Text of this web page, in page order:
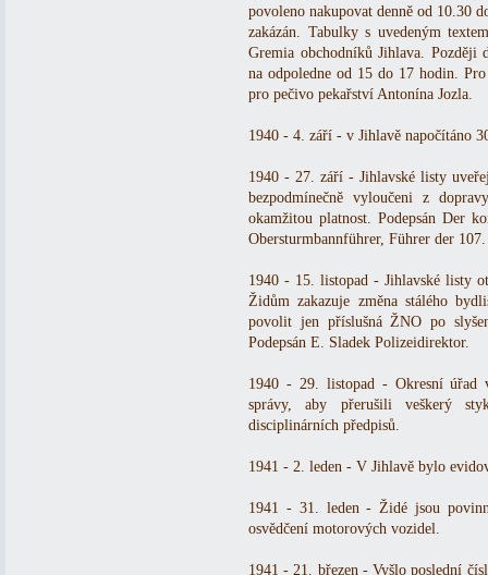
povoleno nakupovat denně od 10.30
zakázán. Tabulky s uvedeným
Gremia obchodníků Jihlava. Později
na odpoledne od 15 do 17 hodin.
pro pečivo pekařství Antonína Jozla.
1940 - 4. září - v Jihlavě napočítáno
1940 - 27. září - Jihlavské listy
bezpodmínečně vyloučeni z
okamžitou platnost. Podepsán Der
Obersturmbannführer, Führer der
1940 - 15. listopad - Jihlavské listy
Židům zakazuje změna stálého
povolit jen příslušná ŽNO po
Podepsán E. Sladek Polizeidirektor.
1940 - 29. listopad - Okresní úřad
správy, aby přerušili veškerý
disciplinárních předpisů.
1941 - 2. leden - V Jihlavě bylo
1941 - 31. leden - Židé jsou
osvědčení motorových vozidel.
1941 - 21. březen - Vyšlo poslední